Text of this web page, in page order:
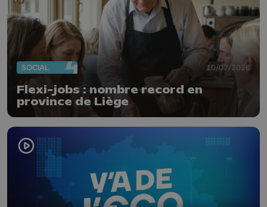
SOCIAL 10/07/2026
Flexi-jobs : nombre record en
province de Liège